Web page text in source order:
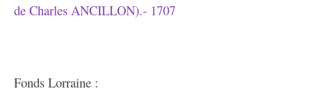
de Charles ANCILLON).- 1707
Fonds Lorraine :